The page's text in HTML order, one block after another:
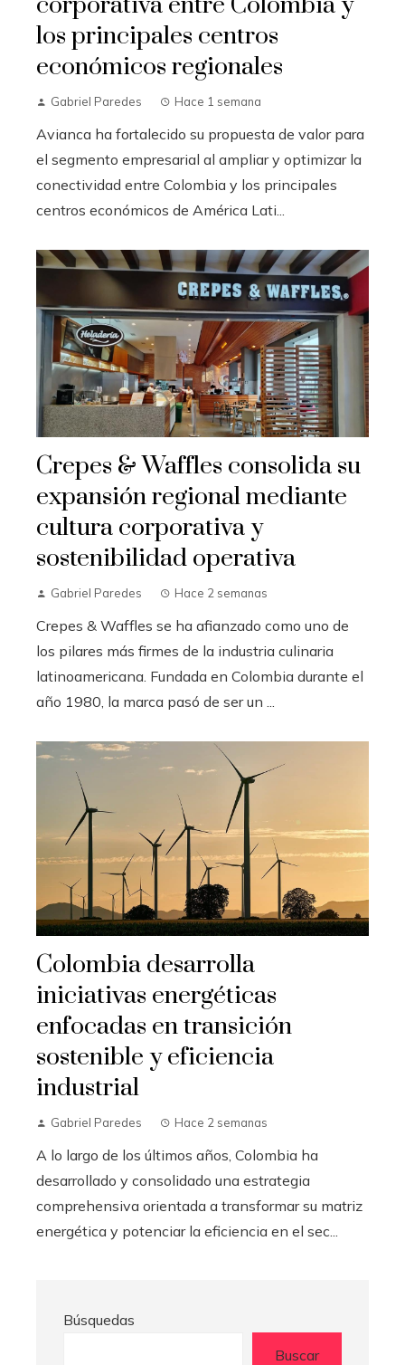
los principales centros
económicos regionales
Gabriel Paredes Hace 1 semana
Avianca ha fortalecido su propuesta de valor para
el segmento empresarial al ampliar y optimizar la
conectividad entre Colombia y los principales
centros económicos de América Lati...
Crepes & Waffles consolida su
expansión regional mediante
cultura corporativa y
sostenibilidad operativa
Gabriel Paredes Hace 2 semanas
Crepes & Waffles se ha afianzado como uno de
los pilares más firmes de la industria culinaria
latinoamericana. Fundada en Colombia durante el
año 1980, la marca pasó de ser un ...
Colombia desarrolla
iniciativas energéticas
enfocadas en transición
sostenible y eficiencia
industrial
Gabriel Paredes Hace 2 semanas
A lo largo de los últimos años, Colombia ha
desarrollado y consolidado una estrategia
comprehensiva orientada a transformar su matriz
energética y potenciar la eficiencia en el sec...
Búsquedas
Buscar